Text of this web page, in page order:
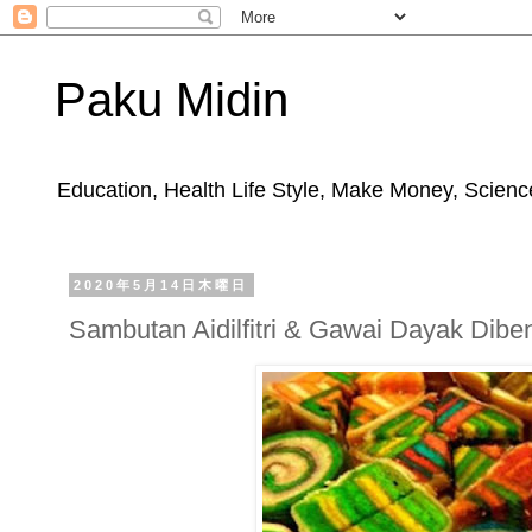
Paku Midin
Education, Health Life Style, Make Money,
2020年5月14日木曜日
Sambutan Aidilfitri & Gawai Dayak